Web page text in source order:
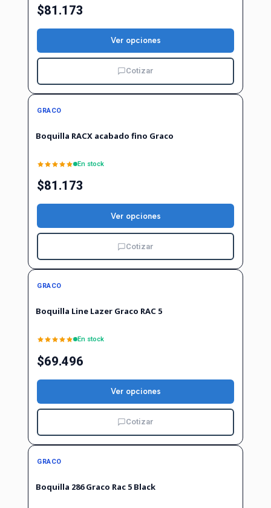
$81.173
Ver opciones
Cotizar
GRACO
Boquilla RACX acabado fino Graco
En stock
$81.173
Ver opciones
Cotizar
GRACO
Boquilla Line Lazer Graco RAC 5
En stock
$69.496
Ver opciones
Cotizar
GRACO
Boquilla 286 Graco Rac 5 Black